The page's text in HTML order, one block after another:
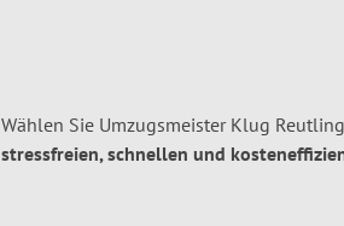
Wählen Sie Umzugsmeister Klug
stressfreien, schnellen und